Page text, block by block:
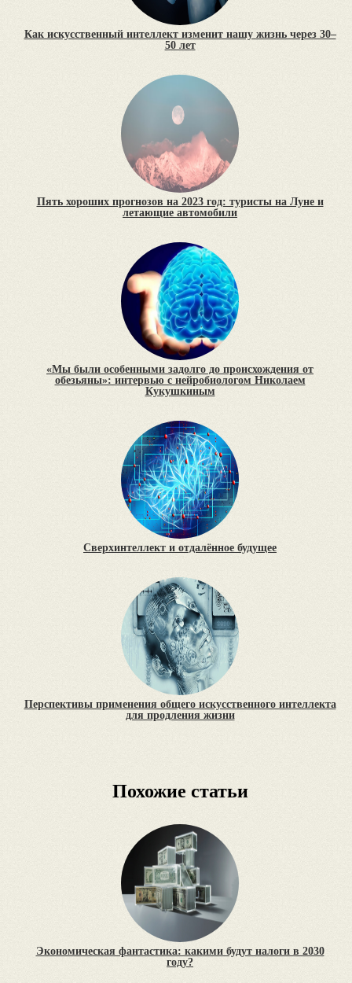
Как искусственный интеллект изменит нашу жизнь через 30–
50 лет
Пять хороших прогнозов на 2023 год: туристы на Луне и
летающие автомобили
«Мы были особенными задолго до происхождения от
обезьяны»: интервью с нейробиологом Николаем
Кукушкиным
Сверхинтеллект и отдалённое будущее
Перспективы применения общего искусственного интеллекта
для продления жизни
Похожие статьи
Экономическая фантастика: какими будут налоги в 2030
году?